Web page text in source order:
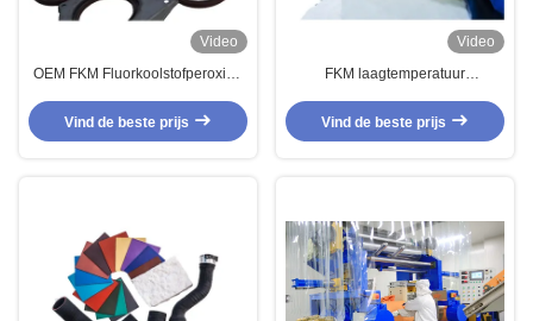
Video
OEM FKM Fluorkoolstofperoxide
Vind de beste prijs
Video
FKM laagtemperatuur
Vind de beste prijs